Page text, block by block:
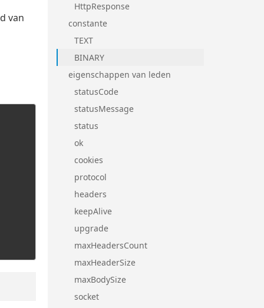
van
HttpResponse
constante
TEXT
BINARY
eigenschappen van leden
statusCode
statusMessage
status
ok
cookies
protocol
headers
keepAlive
upgrade
maxHeadersCount
maxHeaderSize
maxBodySize
socket